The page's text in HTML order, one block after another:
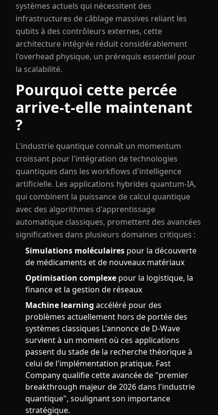
systèmes actuels qui nécessitent des
infrastructures de câblage massives reliant les
qubits à des contrôleurs externes, cette
architecture intégrée réduit considérablement
l'overhead physique, un prérequis essentiel pour
la scalabilité.
Pourquoi cette percée
arrive-t-elle maintenant
?
L'industrie quantique connaît un momentum
croissant pour l'intégration de technologies
quantiques dans les workflows d'intelligence
artificielle. Les applications hybrides quantum-IA,
qui combinent la puissance de calcul quantique
avec des algorithmes d'apprentissage
automatique classiques, promettent des avancées
significatives dans plusieurs domaines critiques :
Simulations moléculaires pour la découverte
de médicaments et de nouveaux matériaux
Optimisation complexe pour la logistique, la
finance et la gestion de réseaux
Machine learning accéléré pour des
problèmes actuellement hors de portée des
systèmes classiques L'annonce de D-Wave
survient à un moment où ces applications
passent du stade de la recherche théorique à
celui de l'implémentation pratique. Fast
Company qualifie cette avancée de "premier
breakthrough majeur de 2026 dans l'industrie
quantique", soulignant son importance
stratégique.